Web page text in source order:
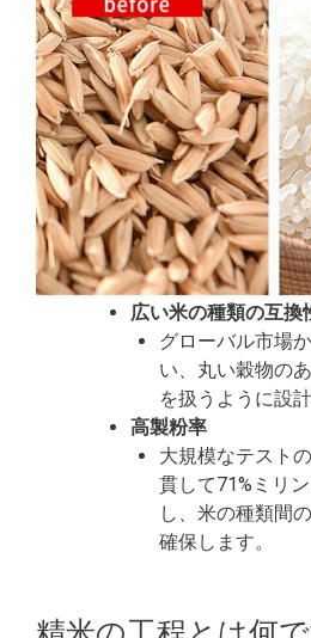
広い米の種類の互換
グローバル市場
い、丸い穀物の
を扱うように設
高製粉率
大規模なテスト
貫して71%ミリ
し、米の種類間
確保します。